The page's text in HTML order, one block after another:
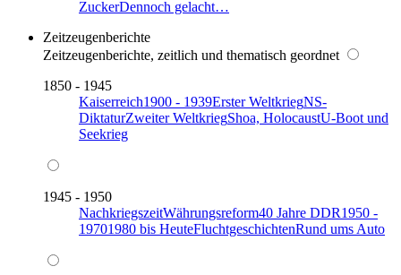
ZuckerDennoch gelacht…
Zeitzeugenberichte
Zeitzeugenberichte, zeitlich und thematisch geordnet
1850 - 1945
Kaiserreich1900 - 1939Erster WeltkriegNS-
DiktaturZweiter WeltkriegShoa, HolocaustU-Boot und
Seekrieg
1945 - 1950
NachkriegszeitWährungsreform40 Jahre DDR1950 -
19701980 bis HeuteFluchtgeschichtenRund ums Auto